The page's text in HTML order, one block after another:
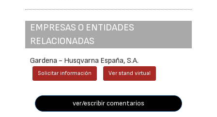
EMPRESAS O ENTIDADES
RELACIONADAS
Gardena - Husqvarna España, S.A.
Solicitar información Ver stand virtual
ver/escribir comentarios